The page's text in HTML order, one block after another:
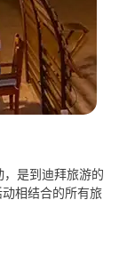
是到迪拜旅游的
相结合的所有旅